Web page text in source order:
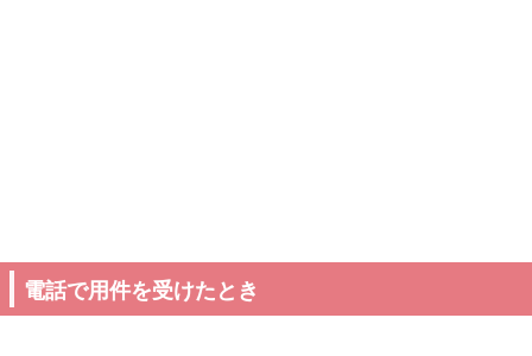
電話で用件を受けたとき